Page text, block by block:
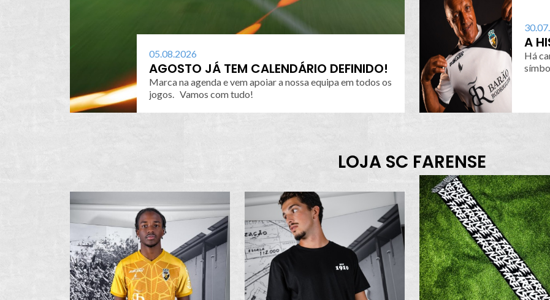
05.08.2026
AGOSTO JÁ TEM CALENDÁRIO DEFINIDO!
Marca na agenda e vem apoiar a nossa equipa em todos os
jogos. Vamos com tudo!
A
Há
LOJA SC FARENSE